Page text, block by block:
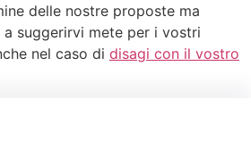
delle nostre proposte ma
suggerirvi mete per i vostri
nel caso di disagi con il vostro